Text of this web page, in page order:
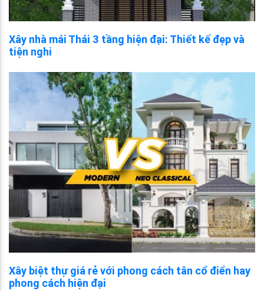
Xây nhà mái Thái 3 tầng hiện đại: Thiết kế đẹp và
tiện nghi
Xây biệt thự giá rẻ với phong cách tân cổ điển hay
phong cách hiện đại